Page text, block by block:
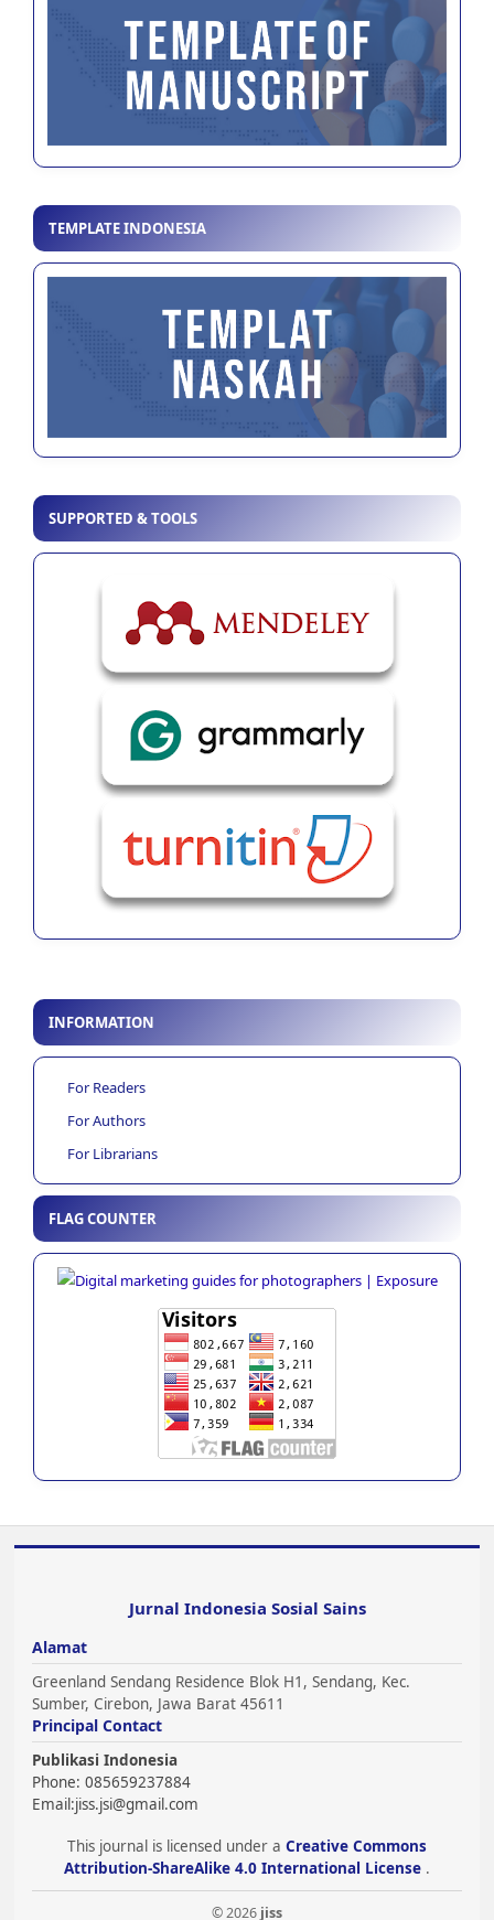
TEMPLATE INDONESIA
SUPPORTED & TOOLS
INFORMATION
For Readers
For Authors
For Librarians
FLAG COUNTER
Jurnal Indonesia Sosial Sains
Alamat
Greenland Sendang Residence Blok H1, Sendang, Kec.
Sumber, Cirebon, Jawa Barat 45611
Principal Contact
Publikasi Indonesia
Phone: 085659237884
Email:jiss.jsi@gmail.com
This journal is licensed under a Creative Commons
Attribution-ShareAlike 4.0 International License .
© 2026 jiss